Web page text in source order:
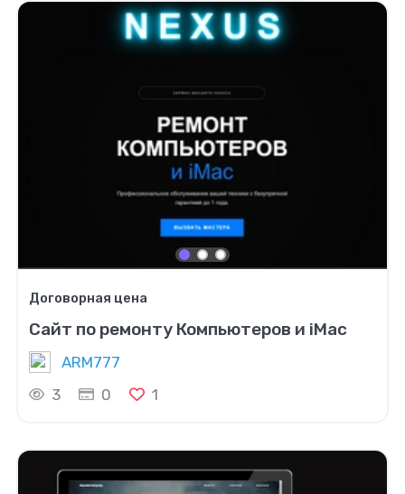
Договорная цена
Сайт по ремонту Компьютеров и iMac
ARM777
3
0 1